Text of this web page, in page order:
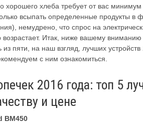
хорошего хлеба требует от вас минимум
всыпать определенные продукты в
немудрено, что спрос на
возрастает. Итак, ниже вашему вниманию
из пяти, на наш взгляд, лучших устройств
с ним ознакомиться.
2016 года: топ 5
и цене
BM450